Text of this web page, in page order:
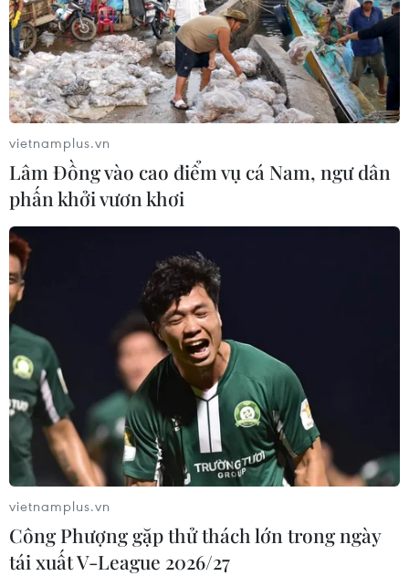
vietnamplus.vn
Lâm Đồng vào cao điểm vụ cá Nam, ngư dân
phấn khởi vươn khơi
vietnamplus.vn
Công Phượng gặp thử thách lớn trong ngày
tái xuất V-League 2026/27